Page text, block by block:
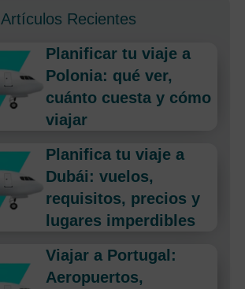
Artículos Recientes
Planificar tu viaje a
Polonia: qué ver,
cuánto cuesta y cómo
viajar
Planifica tu viaje a
Dubái: vuelos,
requisitos, precios y
lugares imperdibles
Viajar a Portugal:
Aeropuertos,